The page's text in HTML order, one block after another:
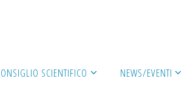
SCIENTIFICO NEWS/EVENTI